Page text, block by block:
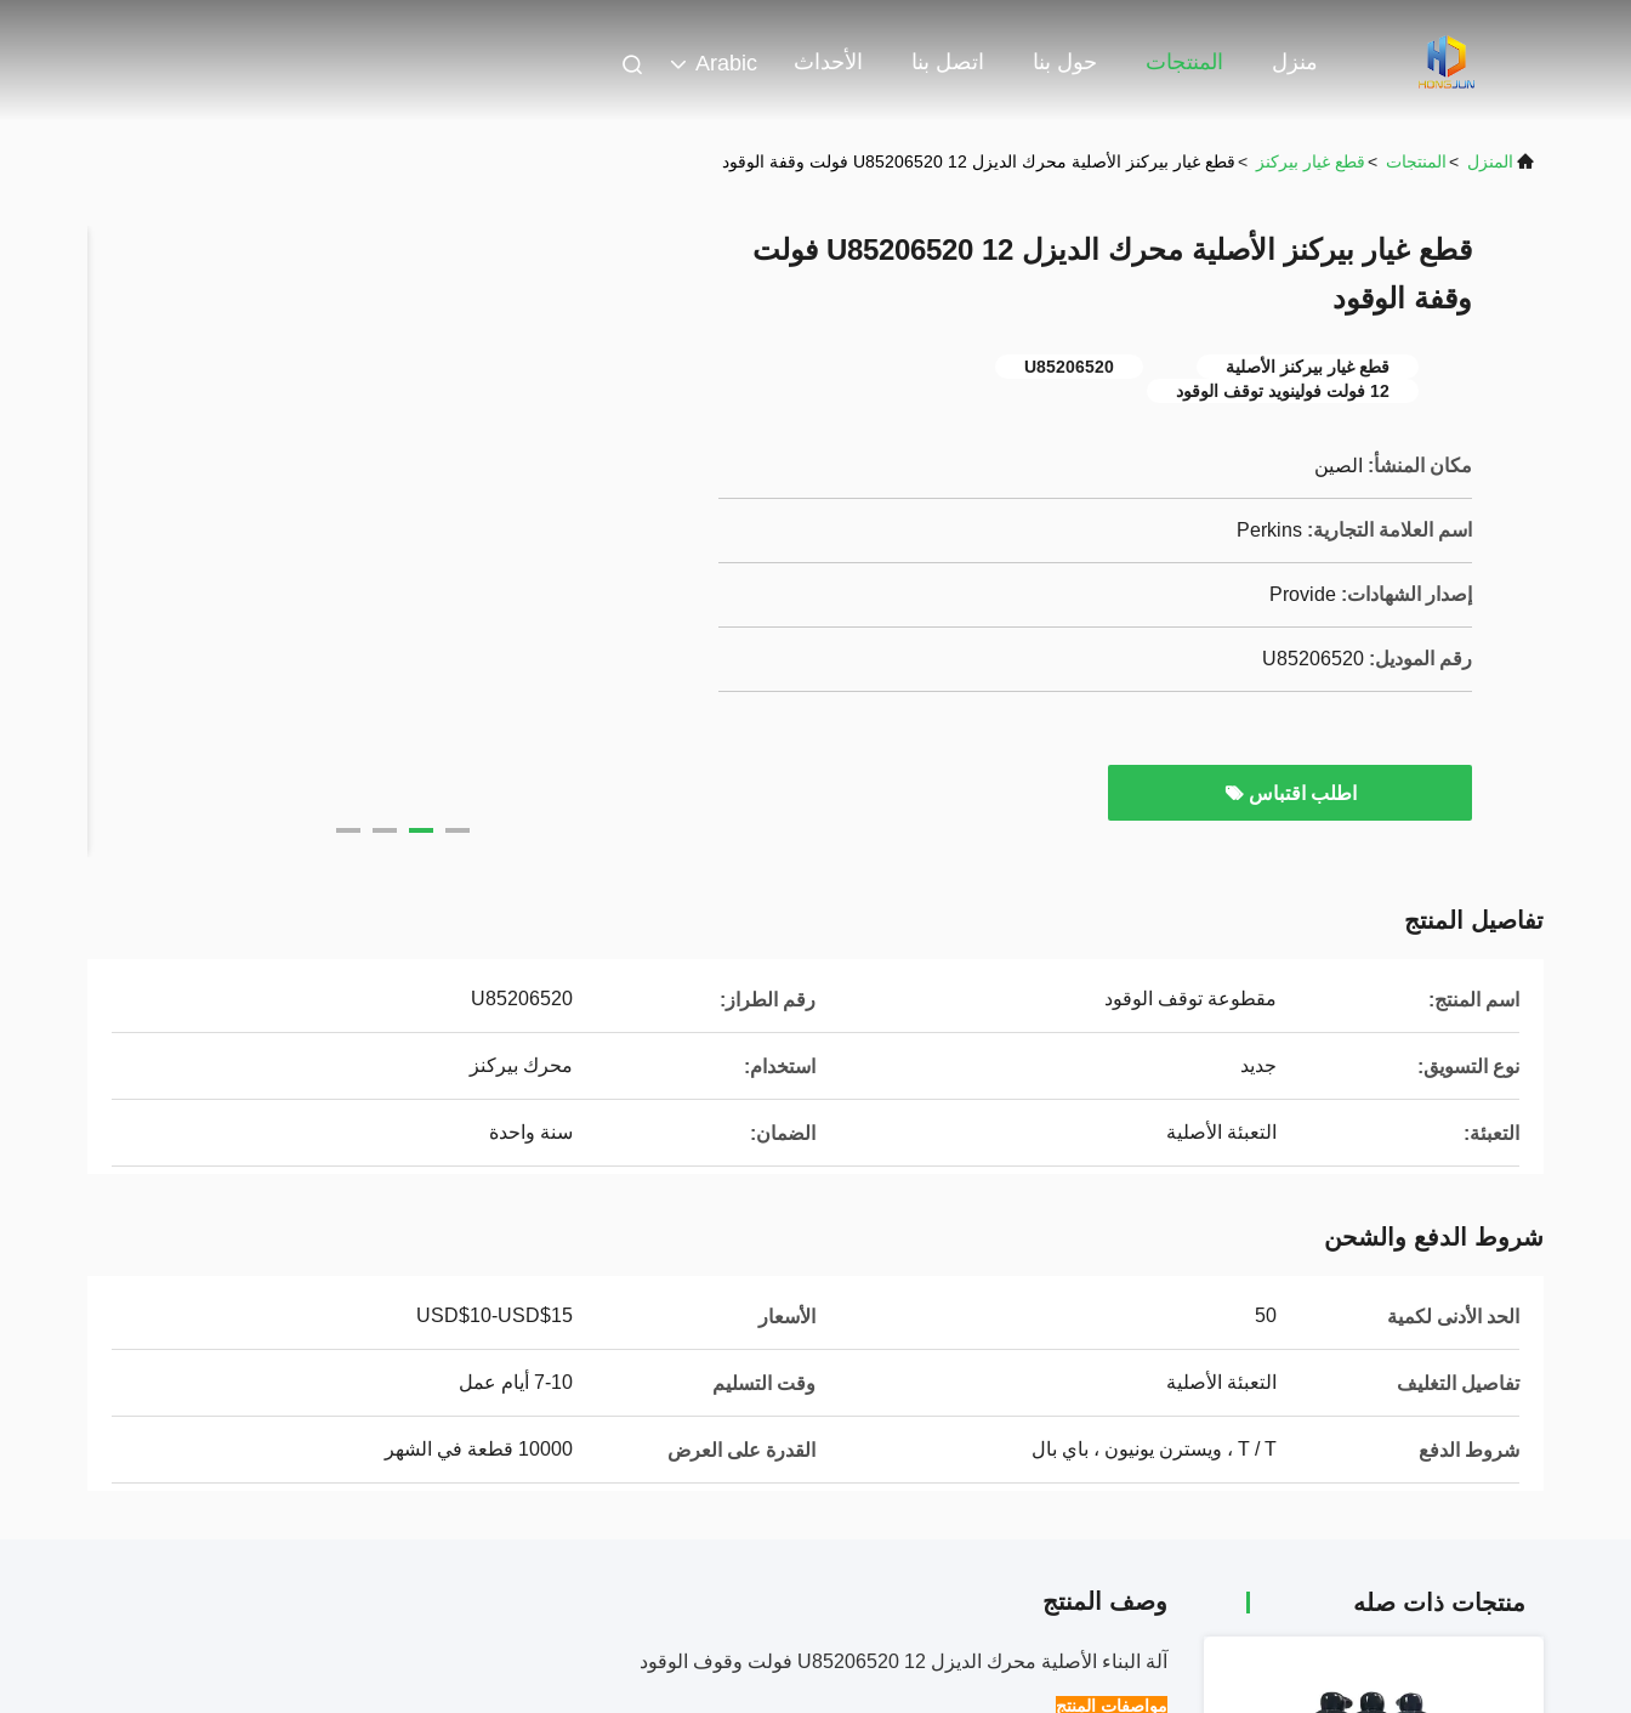
منزل المنتجات حول بنا اتصل بنا الأحداث Arabic
المنزل >المنتجات >قطع غيار بيركنز >قطع غيار بيركنز الأصلية محرك الديزل U85206520 12 فولت وقفة الوقود
قطع غيار بيركنز الأصلية محرك الديزل U85206520 12 فولت
وقفة الوقود
قطع غيار بيركنز الأصلية
U85206520
12 فولت فولينويد توقف الوقود
مكان المنشأ: الصين
اسم العلامة التجارية: Perkins
إصدار الشهادات: Provide
رقم الموديل: U85206520
اطلب اقتباس
تفاصيل المنتج
اسم المنتج: مقطوعة توقف الوقود رقم الطراز: U85206520
نوع التسويق: جديد استخدام: محرك بيركنز
التعبئة: التعبئة الأصلية الضمان: سنة واحدة
شروط الدفع والشحن
الحد الأدنى لكمية 50 الأسعار USD$10-USD$15
تفاصيل التغليف التعبئة الأصلية وقت التسليم 7-10 أيام عمل
شروط الدفع T / T ، ويسترن يونيون ، باي بال القدرة على العرض 10000 قطعة في الشهر
منتجات ذات صله وصف المنتج
آلة البناء الأصلية محرك الديزل U85206520 12 فولت وقوف الوقود
مواصفات المنتج